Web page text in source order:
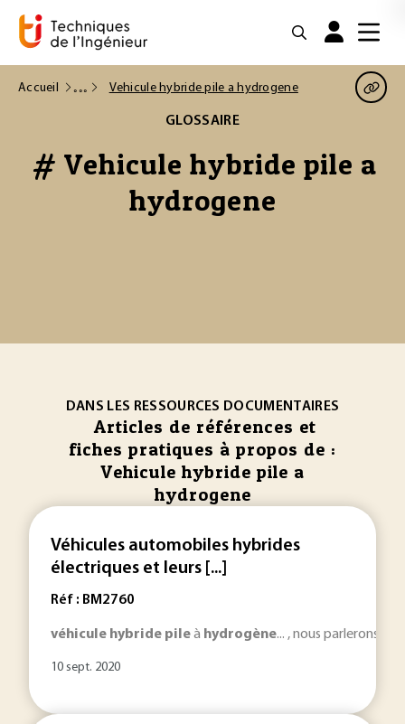
Accueil Vehicule hybride pile a hydrogene
GLOSSAIRE
# Vehicule hybride pile a
hydrogene
DANS LES RESSOURCES DOCUMENTAIRES
Articles de références et
fiches pratiques à propos de :
Vehicule hybride pile a
hydrogene
Véhicules automobiles hybrides
électriques et leurs [...]
Réf : BM2760
véhicule hybride pileà hydrogène... , nous parlerons d’
10 sept. 2020